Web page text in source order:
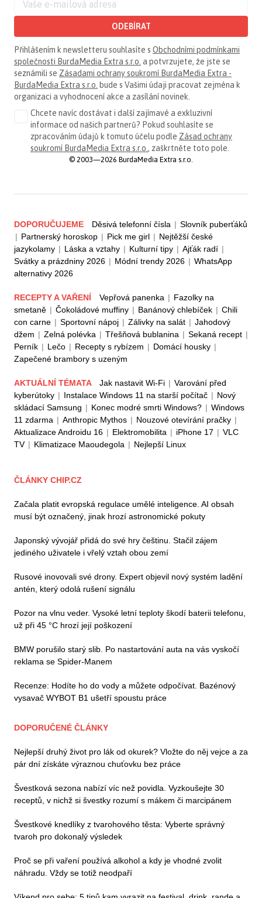
ODEBÍRAT
Přihlášením k newsletteru souhlasíte s Obchodními podmínkami
společnosti BurdaMedia Extra s.r.o. a potvrzujete, že jste se
seznámili se Zásadami ochrany soukromí BurdaMedia Extra -
BurdaMedia Extra s.r.o. bude s Vašimi údaji pracovat zejména k
organizaci a vyhodnocení akce a zasílání novinek.
Chcete navíc dostávat i další zajímavé a exkluzivní
informace od našich partnerů? Pokud souhlasíte se
zpracováním údajů k tomuto účelu podle Zásad ochrany
soukromí BurdaMedia Extra s.r.o., zaškrtněte toto pole.
© 2003—2026 BurdaMedia Extra s.r.o.
DOPORUČUJEME Děsivá telefonní čísla | Slovník puberťáků
| Partnerský horoskop | Pick me girl | Nejtěžší české
jazykolamy | Láska a vztahy | Kulturní tipy | Ajťák radí |
Svátky a prázdniny 2026 | Módní trendy 2026 | WhatsApp
alternativy 2026
RECEPTY A VAŘENÍ Vepřová panenka | Fazolky na
smetaně | Čokoládové muffiny | Banánový chlebíček | Chili
con carne | Sportovní nápoj | Zálivky na salát | Jahodový
džem | Zelná polévka | Třešňová bublanina | Sekaná recept |
Perník | Lečo | Recepty s rybízem | Domácí housky |
Zapečené brambory s uzeným
AKTUÁLNÍ TÉMATA Jak nastavit Wi-Fi | Varování před
kyberútoky | Instalace Windows 11 na starší počítač | Nový
skládací Samsung | Konec modré smrti Windows? | Windows
11 zdarma | Anthropic Mythos | Nouzové otevírání pračky |
Aktualizace Androidu 16 | Elektromobilita | iPhone 17 | VLC
TV | Klimatizace Maoudegola | Nejlepší Linux
ČLÁNKY CHIP.CZ
Začala platit evropská regulace umělé inteligence. AI obsah
musí být označený, jinak hrozí astronomické pokuty
Japonský vývojář přidá do své hry češtinu. Stačil zájem
jediného uživatele i vřelý vztah obou zemí
Rusové inovovali své drony. Expert objevil nový systém ladění
antén, který odolá rušení signálu
Pozor na vlnu veder. Vysoké letní teploty škodí baterii telefonu,
už při 45 °C hrozí její poškození
BMW porušilo starý slib. Po nastartování auta na vás vyskočí
reklama se Spider-Manem
Recenze: Hodíte ho do vody a můžete odpočívat. Bazénový
vysavač WYBOT B1 ušetří spoustu práce
DOPORUČENÉ ČLÁNKY
Nejlepší druhý život pro lák od okurek? Vložte do něj vejce a za
pár dní získáte výraznou chuťovku bez práce
Švestková sezona nabízí víc než povidla. Vyzkoušejte 30
receptů, v nichž si švestky rozumí s mákem či marcipánem
Švestkové knedlíky z tvarohového těsta: Vyberte správný
tvaroh pro dokonalý výsledek
Proč se při vaření používá alkohol a kdy je vhodné zvolit
náhradu. Vždy se totiž neodpaří